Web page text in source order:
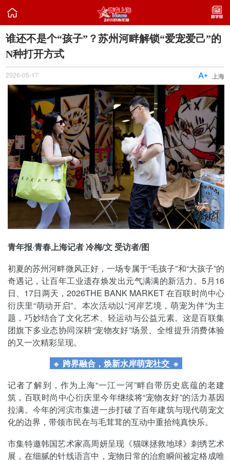

谁还不是个“孩子”？苏州河畔解锁“爱宠爱己”的
N种打开方式
2026-05-17 上海

青年报·青春上海记者 冷梅/文 受访者/图
初夏的苏州河畔微风正好，一场专属于“毛孩子”和“大孩子”的
奇遇记，让百年工业遗存焕发出元气满满的新活力。5月16
日、17日两天，2026THE BANK MARKET 在百联时尚中心
衍庆里“萌动开启”。本次活动以“河岸艺境，萌宠为伴”为主
题，巧妙结合了文化艺术、轻运动与公益元素。这是百联集
团旗下多业态协同深耕“宠物友好”场景、全维提升消费体验
的又一次精彩呈现。
※ 跨界融合，焕新水岸萌宠社交 ※
记者了解到，作为上海“一江一河”畔自带历史底蕴的老建
筑，百联时尚中心衍庆里今年继续将“宠物友好”的活力基因
拉满。今年的河滨市集进一步打破了百年建筑与现代萌宠文
化的边界，带领市民在与毛茸茸的互动中重拾纯真快乐。
市集特邀韩国艺术家高周妍呈现《猫咪拯救地球》刺绣艺术
展，在细腻的针线语言中，宠物日常的治愈瞬间被定格成唯